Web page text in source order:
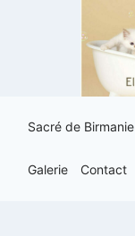
Sacré de Birmanie
Galerie Contact